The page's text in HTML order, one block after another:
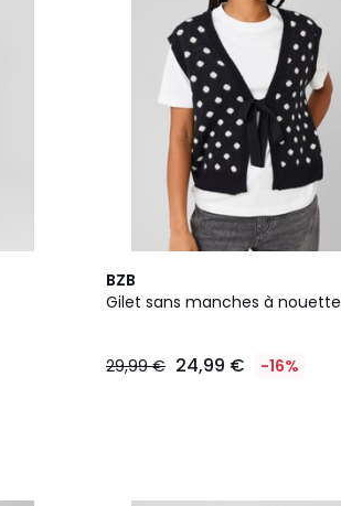
BZB
Gilet sans manches à nouette
29,99 € 24,99 € -16%